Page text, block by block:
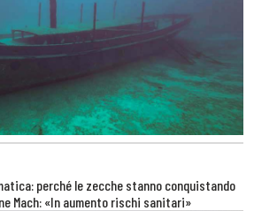
perché le zecche stanno conquistando
Mach: «In aumento rischi sanitari»